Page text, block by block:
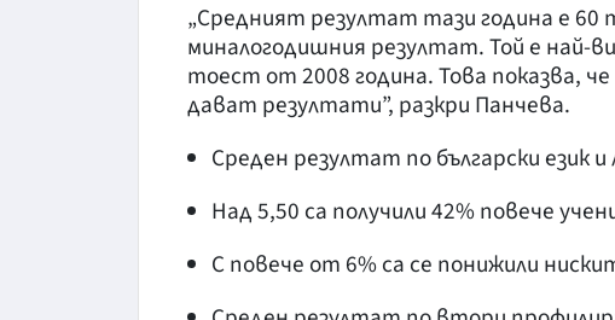
„Средният резултат тази година е
миналогодишния резултат. Той е най-
тоест от 2008 година. Това показва,
дават резултати”, разкри Панчева.
Среден резултат по български език
Над 5,50 са получили 42% повече
С повече от 6% са се понижили